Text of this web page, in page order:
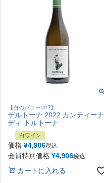
【白のバローロ!?】
デルトーナ 2022 カンティーナ
ディ トルトーナ
白ワイン
価格 ¥4,906税込
会員特別価格 ¥4,906税込
カートに入れる